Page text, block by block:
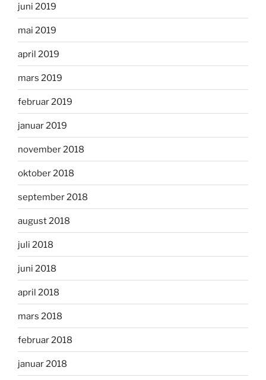
juni 2019
mai 2019
april 2019
mars 2019
februar 2019
januar 2019
november 2018
oktober 2018
september 2018
august 2018
juli 2018
juni 2018
april 2018
mars 2018
februar 2018
januar 2018